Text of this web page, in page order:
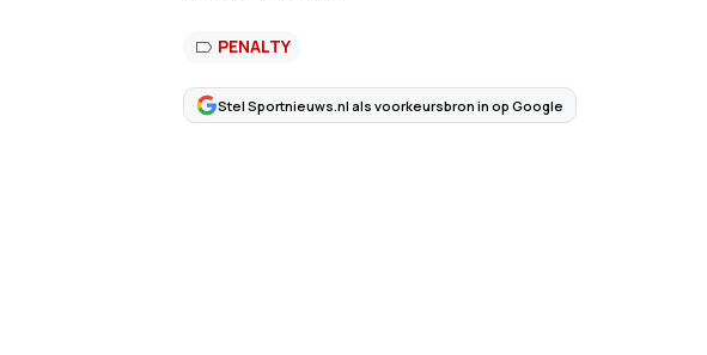
PENALTY
Stel Sportnieuws.nl als voorkeursbron in op Google